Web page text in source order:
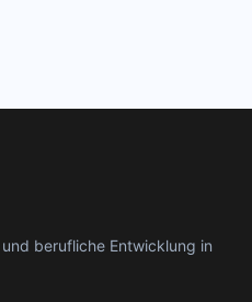
berufliche Entwicklung in